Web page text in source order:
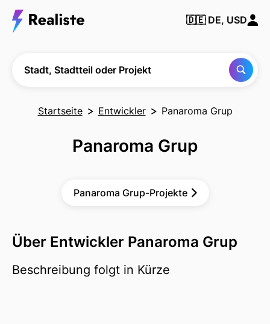
Finden Sie
jede Stadt,
🇩🇪 DE, USD
Stadt, Stadtteil oder Projekt
Startseite Entwickler Panaroma Grup
Panaroma Grup
Panaroma Grup-Projekte
Über Entwickler Panaroma Grup
Beschreibung folgt in Kürze